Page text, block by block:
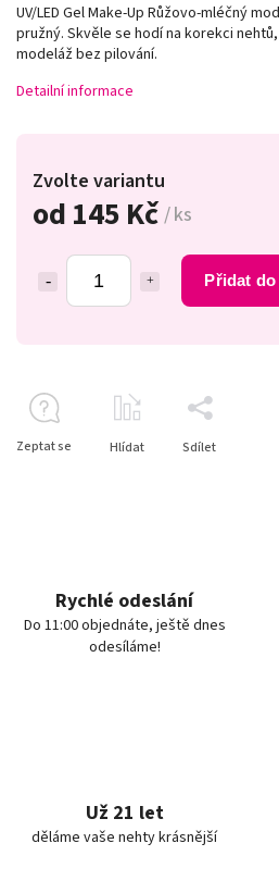
od 145 Kč / ks
Přidat
Zvolte variantu
UV/LED Gel Make-Up Růžovo-mléčný
pružný. Skvěle se hodí na korekci
modeláž bez pilování.
Detailní informace
Zeptat se Hlídat Sdílet
Rychlé odeslání
Do 11:00 objednáte, ještě dnes
odesíláme!
Už 21 let
děláme vaše nehty krásnější